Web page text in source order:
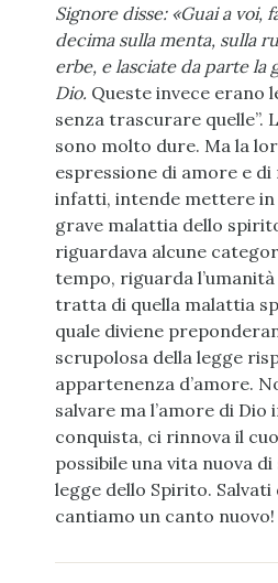
Signore disse: «Guai a voi,
decima sulla menta, sulla
erbe, e lasciate da parte la
Dio. Queste invece erano
senza trascurare quelle”.
sono molto dure. Ma la
espressione di amore e
infatti, intende mettere in
grave malattia dello
riguardava alcune
tempo, riguarda
tratta di quella malattia
quale diviene
scrupolosa della legge
appartenenza d’amore.
salvare ma l’amore di Dio
conquista, ci rinnova il
possibile una vita nuova
legge dello Spirito. Salvati
cantiamo un canto nuovo!